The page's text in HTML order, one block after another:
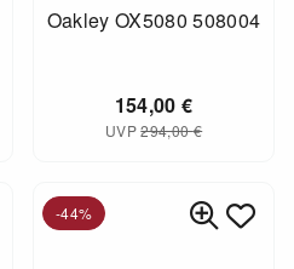
Oakley OX5080 508004
154,00€
UVP294,00€
-44%